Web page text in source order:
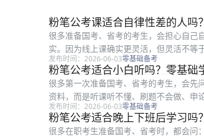
最新公考备考资料
粉笔公考课适合自律性差的人
很多准备国考、省考的考生，会担心自己
实。因为线上课确实更灵活，但灵活不等
一般、容易拖延、但愿意从小任务开...
发布时间：2026-06-03零基础备考
粉笔公考适合小白听吗？零基
很多第一次准备国考、省考的考生，会先
资料，而是听课听不懂、刷题不会做、申
粉笔公考比较适合小白先入门。尤其...
发布时间：2026-06-03零基础备考
粉笔公考适合晚上下班后学习
很多在职考生准备国考、省考时，都会问